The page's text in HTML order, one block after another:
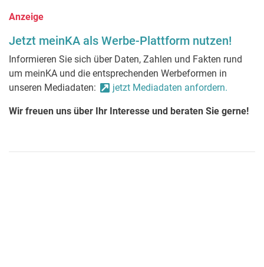
Anzeige
Jetzt meinKA als Werbe-Plattform nutzen!
Informieren Sie sich über Daten, Zahlen und Fakten rund
um meinKA und die entsprechenden Werbeformen in
unseren Mediadaten:
jetzt Mediadaten anfordern.
Wir freuen uns über Ihr Interesse und beraten Sie gerne!